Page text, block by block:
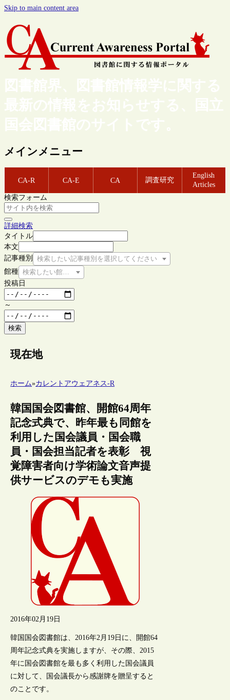
Skip to main content area
図書館界、図書館情報学に関する
最新の情報をお知らせする、国立
国会図書館のサイトです。
メインメニュー
CA-R CA-E CA 調査研究
English
Articles
検索フォーム
詳細検索
タイトル
本文
記事種別
検索したい記事種別を選択してください
館種 検索したい館種を選択してください
投稿日
～
検索
現在地
ホーム»カレントアウェアネス-R
韓国国会図書館、開館64周年
記念式典で、昨年最も同館を
利用した国会議員・国会職
員・国会担当記者を表彰 視
覚障害者向け学術論文音声提
供サービスのデモも実施
2016年02月19日
韓国国会図書館は、2016年2月19日に、開館64
周年記念式典を実施しますが、その際、2015
年に国会図書館を最も多く利用した国会議員
に対して、国会議長から感謝牌を贈呈すると
のことです。